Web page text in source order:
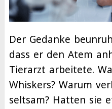
Der Gedanke
dass er den Atem
Tierarzt arbeitete.
Whiskers? Warum
seltsam? Hatten sie